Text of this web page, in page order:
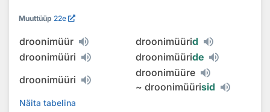
Muuttüüp 22e
droonimüür droonimüürid
droonimüüri
droonimüüride
droonimüüri
droonimüüre
~ droonimüürisid
Näita tabelina